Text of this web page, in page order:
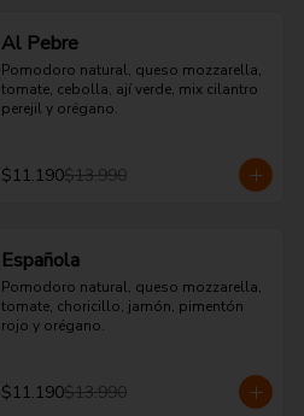
Al Pebre
Pomodoro natural, queso mozzarella,
tomate, cebolla, ají verde, mix cilantro
perejil y orégano.
$11.190$13.990
Española
Pomodoro natural, queso mozzarella,
tomate, choricillo, jamón, pimentón
rojo y orégano.
$11.190$13.990